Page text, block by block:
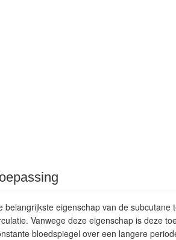
belangrijkste eigenschap van de
Vanwege deze eigenschap is deze
bloedspiegel over een langere